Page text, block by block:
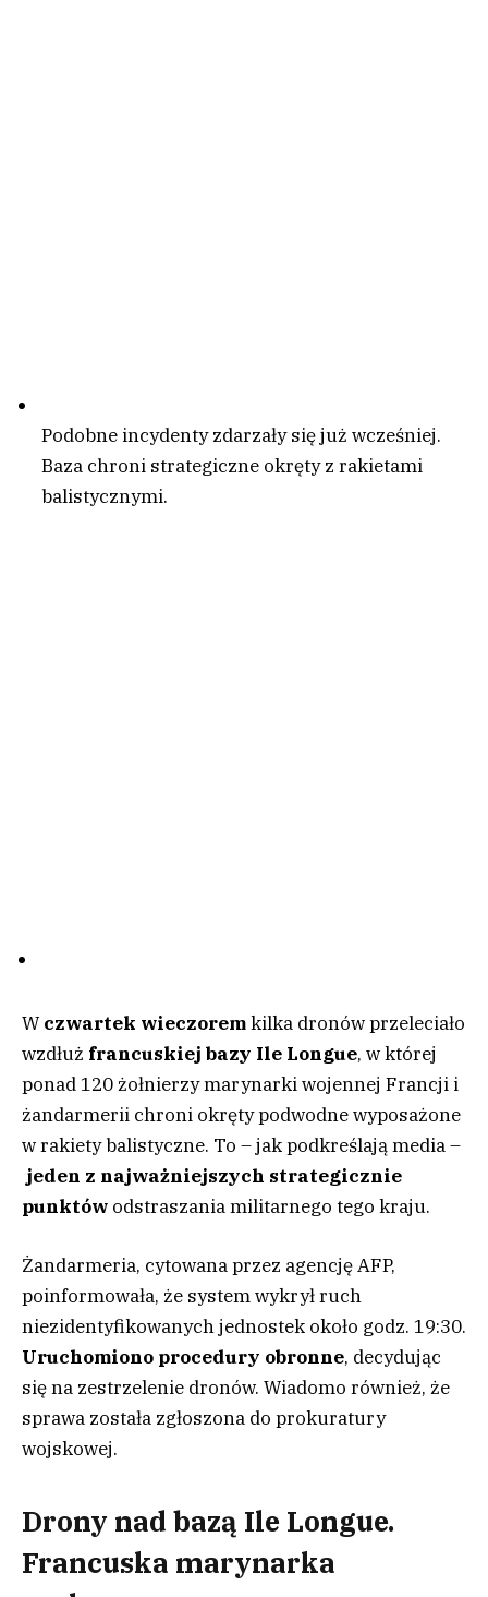
Podobne incydenty zdarzały się już wcześniej.
Baza chroni strategiczne okręty z rakietami
balistycznymi.
W czwartek wieczoremkilka dronów przeleciało
wzdłuż francuskiej bazy Ile Longue, w której
ponad 120 żołnierzy marynarki wojennej Francji i
żandarmerii chroni okręty podwodne wyposażone
w rakiety balistyczne. To – jak podkreślają media –
jeden z najważniejszych strategicznie
punktów odstraszania militarnego tego kraju.
Żandarmeria, cytowana przez agencję AFP,
poinformowała, że system wykrył ruch
niezidentyfikowanych jednostek około godz. 19:30.
Uruchomiono procedury obronne, decydując
się na zestrzelenie dronów. Wiadomo również, że
sprawa została zgłoszona do prokuratury
wojskowej.
Drony nad bazą Ile Longue.
Francuska marynarka